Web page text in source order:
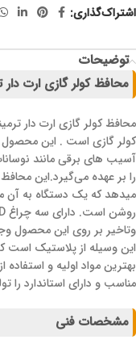
اشتراک‌گذاری:
توضیحات
محافظ کولر گازی ارت دار
محافظ کولر گازی ارت دار
کولر گازی است . این محصول
آسیب های برقی مانند
را بر عهده می‌گیرد.این
میدهد که یک دستگاه به
این وسیله از پلاستیک است
بهترین مواد اولیه و
مناسب و دارای استاندارد را
مشخصات فنی